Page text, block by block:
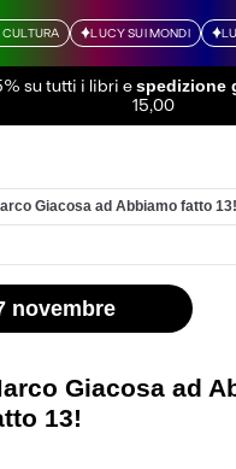
LUCY SUI MONDI
su tutti i libri espedizione
15,00
Giacosa ad Abbiamo fatto 13!
novembre
Giacosa ad
13!